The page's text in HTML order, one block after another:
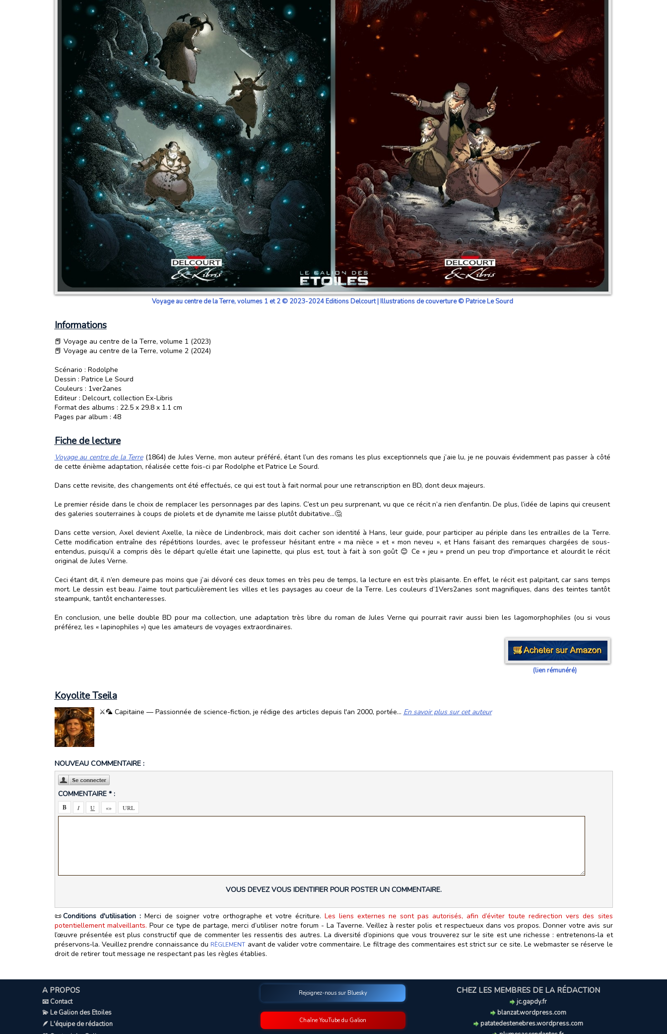
Voyage au centre de la Terre, volumes 1 et 2 © 2023-2024 Editions Delcourt | Illustrations de couverture © Patrice Le Sourd
Informations
📕 Voyage au centre de la Terre, volume 1 (2023)
📕 Voyage au centre de la Terre, volume 2 (2024)
Scénario : Rodolphe
Dessin : Patrice Le Sourd
Couleurs : 1ver2anes
Editeur : Delcourt, collection Ex-Libris
Format des albums : 22.5 x 29.8 x 1.1 cm
Pages par album : 48
Fiche de lecture
Voyage au centre de la Terre(1864) de Jules Verne, mon auteur préféré, étant l’un des romans les plus exceptionnels que j’aie lu, je ne pouvais évidemment pas passer à côté
de cette énième adaptation, réalisée cette fois-ci par Rodolphe et Patrice Le Sourd.
Dans cette revisite, des changements ont été effectués, ce qui est tout à fait normal pour une retranscription en BD, dont deux majeurs.
Le premier réside dans le choix de remplacer les personnages par des lapins. C’est un peu surprenant, vu que ce récit n’a rien d’enfantin. De plus, l’idée de lapins qui creusent
des galeries souterraines à coups de piolets et de dynamite me laisse plutôt dubitative…🤔
Dans cette version, Axel devient Axelle, la nièce de Lindenbrock, mais doit cacher son identité à Hans, leur guide, pour participer au périple dans les entrailles de la Terre.
Cette modification entraîne des répétitions lourdes, avec le professeur hésitant entre « ma nièce » et « mon neveu », et Hans faisant des remarques chargées de sous-
entendus, puisqu’il a compris dès le départ qu’elle était une lapinette, qui plus est, tout à fait à son goût 😊 Ce « jeu » prend un peu trop d'importance et alourdit le récit
original de Jules Verne.
Ceci étant dit, il n’en demeure pas moins que j’ai dévoré ces deux tomes en très peu de temps, la lecture en est très plaisante. En effet, le récit est palpitant, car sans temps
mort. Le dessin est beau. J’aime tout particulièrement les villes et les paysages au coeur de la Terre. Les couleurs d’1Vers2anes sont magnifiques, dans des teintes tantôt
steampunk, tantôt enchanteresses.
En conclusion, une belle double BD pour ma collection, une adaptation très libre du roman de Jules Verne qui pourrait ravir aussi bien les lagomorphophiles (ou si vous
préférez, les « lapinophiles ») que les amateurs de voyages extraordinaires.
(lien rémunéré)
Koyolite Tseila
⚔️🦜 Capitaine — Passionnée de science-fiction, je rédige des articles depuis l'an 2000, portée... En savoir plus sur cet auteur
NOUVEAU COMMENTAIRE :
COMMENTAIRE * :
VOUS DEVEZ VOUS IDENTIFIER POUR POSTER UN COMMENTAIRE.
📜Conditions d'utilisation :Merci de soigner votre orthographe et votre écriture.Les liens externes ne sont pas autorisés, afin d’éviter toute redirection vers des sites
potentiellement malveillants. Pour ce type de partage, merci d’utiliser notre forum - La Taverne. Veillez à rester polis et respectueux dans vos propos. Donner votre avis sur
l’œuvre présentée est plus constructif que de commenter les ressentis des autres. La diversité d’opinions que vous trouverez sur le site est une richesse : entretenons‑la et
préservons‑la. Veuillez prendre connaissance du RÈGLEMENT avant de valider votre commentaire. Le filtrage des commentaires est strict sur ce site. Le webmaster se réserve le
droit de retirer tout message ne respectant pas les règles établies.
A PROPOS
📧 Contact
💫 Le Galion des Etoiles
🪶 L'équipe de rédaction
Rejoignez-nous sur Bluesky
Chaîne YouTube du Galion
CHEZ LES MEMBRES DE LA RÉDACTION
jc.gapdy.fr
blanzat.wordpress.com
patatedestenebres.wordpress.com